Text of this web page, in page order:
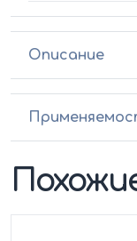
Описание